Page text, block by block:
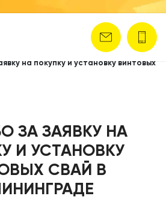
на покупку и установку винтовых
ЗА ЗАЯВКУ НА
И УСТАНОВКУ
СВАЙ В